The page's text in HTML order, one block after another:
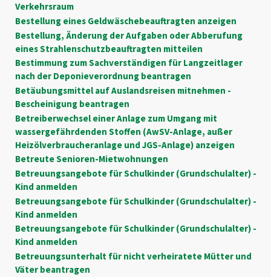
Verkehrsraum
Bestellung eines Geldwäschebeauftragten anzeigen
Bestellung, Änderung der Aufgaben oder Abberufung
eines Strahlenschutzbeauftragten mitteilen
Bestimmung zum Sachverständigen für Langzeitlager
nach der Deponieverordnung beantragen
Betäubungsmittel auf Auslandsreisen mitnehmen -
Bescheinigung beantragen
Betreiberwechsel einer Anlage zum Umgang mit
wassergefährdenden Stoffen (AwSV-Anlage, außer
Heizölverbraucheranlage und JGS-Anlage) anzeigen
Betreute Senioren-Mietwohnungen
Betreuungsangebote für Schulkinder (Grundschulalter) -
Kind anmelden
Betreuungsangebote für Schulkinder (Grundschulalter) -
Kind anmelden
Betreuungsangebote für Schulkinder (Grundschulalter) -
Kind anmelden
Betreuungsunterhalt für nicht verheiratete Mütter und
Väter beantragen